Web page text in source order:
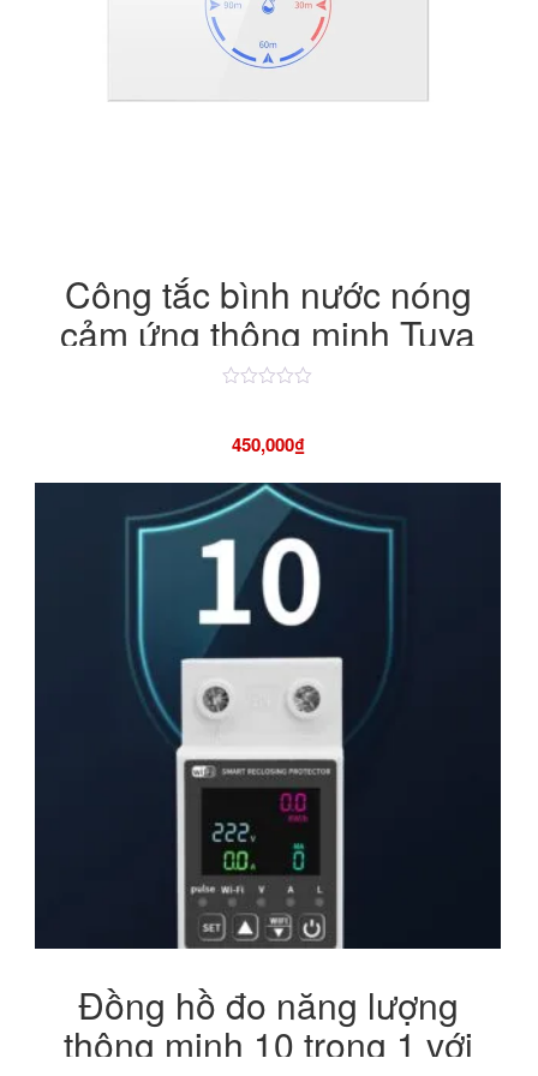
Công tắc bình nước nóng
cảm ứng thông minh Tuya
WiFi 20A/4400W
4.50
sao
450,000₫
Đồng hồ đo năng lượng
thông minh 10 trong 1 với